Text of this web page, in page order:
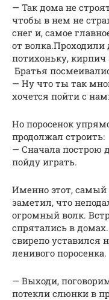
— Так дома не
чтобы в нем не
снег и, самое
от
потихоньку, кирпич
Братья
— Ну что ты так
хочется пойти с
Но поросенок
продолжал строить:
— Сначала построю
пойду играть.
Именно этот,
заметил, что
огромный волк.
спрятались в
свирепо уставился
ленивого поросенка.
— Выходи,
потекли слюнки в